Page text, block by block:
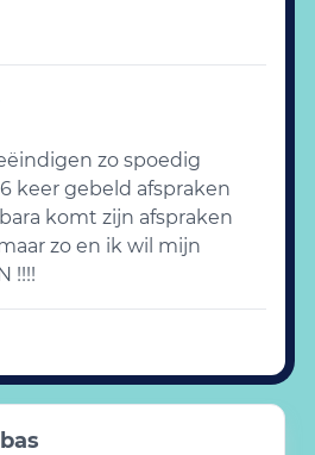
zo spoedig
keer gebeld afspraken
komt zijn afspraken
zo en ik wil mijn
!!!!